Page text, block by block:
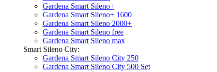
Gardena Smart Sileno+
Gardena Smart Sileno+ 1600
Gardena Smart Sileno 2000+
Gardena Smart Sileno free
Gardena Smart Sileno max
Smart Sileno City:
Gardena Smart Sileno City 250
Gardena Smart Sileno City 500 Set